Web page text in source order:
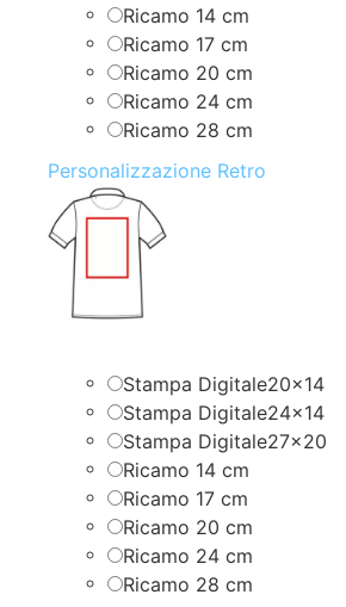
Ricamo 14 cm
Ricamo 17 cm
Ricamo 20 cm
Ricamo 24 cm
Ricamo 28 cm
Personalizzazione Retro
Stampa Digitale20x14
Stampa Digitale24x14
Stampa Digitale27x20
Ricamo 14 cm
Ricamo 17 cm
Ricamo 20 cm
Ricamo 24 cm
Ricamo 28 cm